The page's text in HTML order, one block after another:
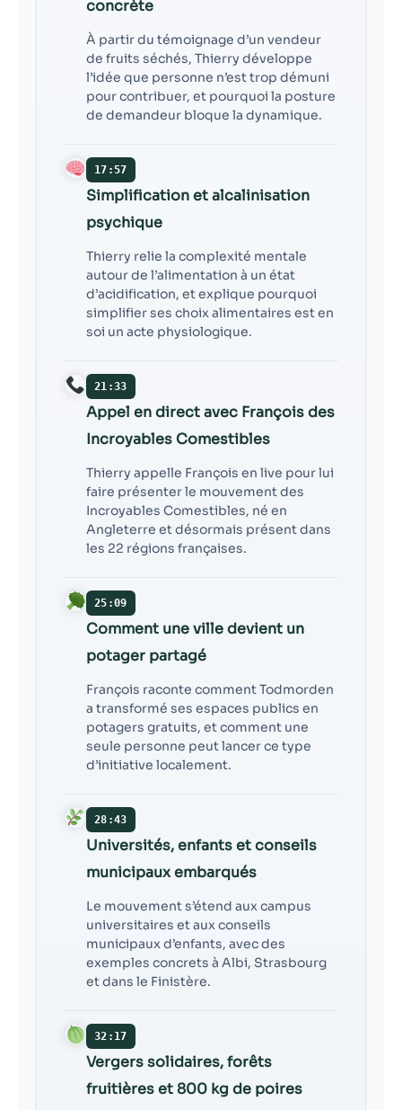
concrète
À partir du témoignage d’un vendeur
de fruits séchés, Thierry développe
l’idée que personne n’est trop démuni
pour contribuer, et pourquoi la posture
de demandeur bloque la dynamique.
17:57
Simplification et alcalinisation
psychique
Thierry relie la complexité mentale
autour de l’alimentation à un état
d’acidification, et explique pourquoi
simplifier ses choix alimentaires est en
soi un acte physiologique.
21:33
Appel en direct avec François des
Incroyables Comestibles
Thierry appelle François en live pour lui
faire présenter le mouvement des
Incroyables Comestibles, né en
Angleterre et désormais présent dans
les 22 régions françaises.
25:09
Comment une ville devient un
potager partagé
François raconte comment Todmorden
a transformé ses espaces publics en
potagers gratuits, et comment une
seule personne peut lancer ce type
d’initiative localement.
28:43
Universités, enfants et conseils
municipaux embarqués
Le mouvement s’étend aux campus
universitaires et aux conseils
municipaux d’enfants, avec des
exemples concrets à Albi, Strasbourg
et dans le Finistère.
32:17
Vergers solidaires, forêts
fruitières et 800 kg de poires